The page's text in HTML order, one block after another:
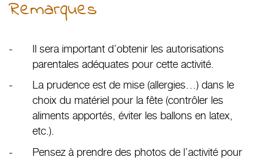
Remarques
Il sera important d’obtenir les autorisations
parentales adéquates pour cette activité.
La prudence est de mise (allergies…) dans le
choix du matériel pour la fête (contrôler les
aliments apportés, éviter les ballons en latex,
etc.).
Pensez à prendre des photos de l’activité pour